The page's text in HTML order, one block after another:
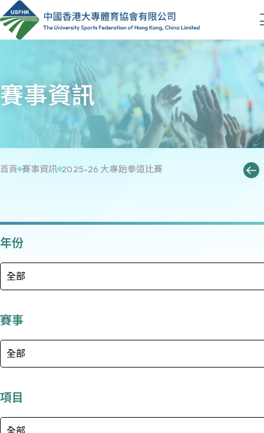
賽事資訊
首頁 賽事資訊 2025-26 大專跆拳道比賽
年份
全部
賽事
全部
項目
全部